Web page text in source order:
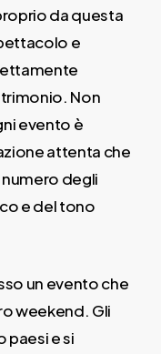
da questa
e
Non
evento è
attenta che
degli
e del tono
un evento che
weekend. Gli
paesi e si